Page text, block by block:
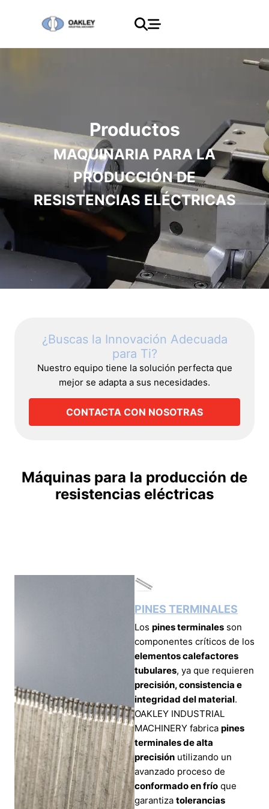
Productos
MAQUINARIA PARA LA
PRODUCCIÓN DE
RESISTENCIAS ELÉCTRICAS
¿Buscas la Innovación Adecuada
para Ti?
Nuestro equipo tiene la solución perfecta que
mejor se adapta a sus necesidades.
CONTACTA CON NOSOTRAS
Máquinas para la producción de
resistencias eléctricas
PINES TERMINALES
Los pines terminales son
componentes críticos de los
elementos calefactores
tubulares, ya que requieren
precisión, consistencia e
integridad del material.
OAKLEY INDUSTRIAL
MACHINERY fabrica pines
terminales de alta
precisión utilizando un
avanzado proceso de
conformado en frío que
garantiza tolerancias